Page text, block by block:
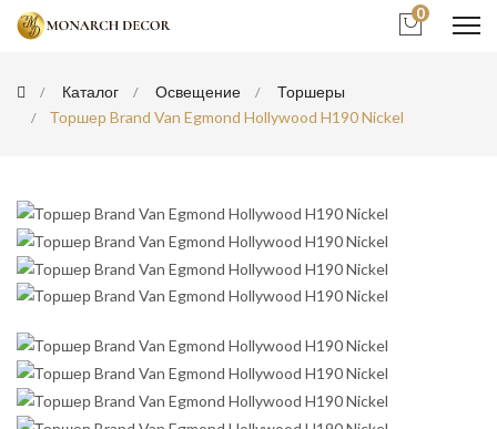
0
Каталог Освещение
Торшеры
Торшер Brand Van Egmond Hollywood H190 Nickel